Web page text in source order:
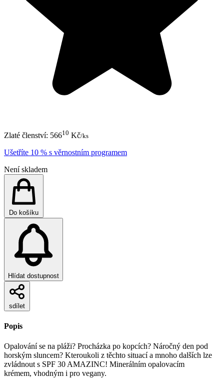
Zlaté členství: 56610 Kč/ks
Ušetříte 10 % s věrnostním programem
Není skladem
Do košíku
Hlídat dostupnost
sdílet
Popis
Opalování se na pláži? Procházka po kopcích? Náročný den pod
horským sluncem? Kteroukoli z těchto situací a mnoho dalších lze
zvládnout s SPF 30 AMAZINC! Minerálním opalovacím
krémem, vhodným i pro vegany.